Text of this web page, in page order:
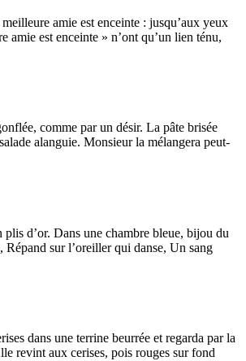
amie est enceinte : jusqu’aux yeux
est enceinte » n’ont qu’un lien ténu,
comme par un désir. La pâte brisée
alanguie. Monsieur la mélangera peut-
d’or. Dans une chambre bleue, bijou du
sur l’oreiller qui danse, Un sang
dans une terrine beurrée et regarda par la
revint aux cerises, pois rouges sur fond